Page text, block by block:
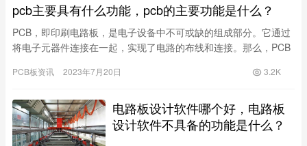
pcb主要具有什么功能，pcb的主要功能是什么？
PCB，即印刷电路板，是电子设备中不可或缺的组成部分。它通过
将电子元器件连接在一起，实现了电路的布线和连接。那么，PCB
PCB板资讯 2023年7月20日 3.2K
电路板设计软件哪个好，电路板
设计软件不具备的功能是什么？